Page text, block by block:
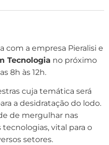
com a empresa Pieralisi e
Tecnologia no próximo
8h às 12h.
cuja temática será
a desidratação do lodo.
de mergulhar nas
vital para o
setores.